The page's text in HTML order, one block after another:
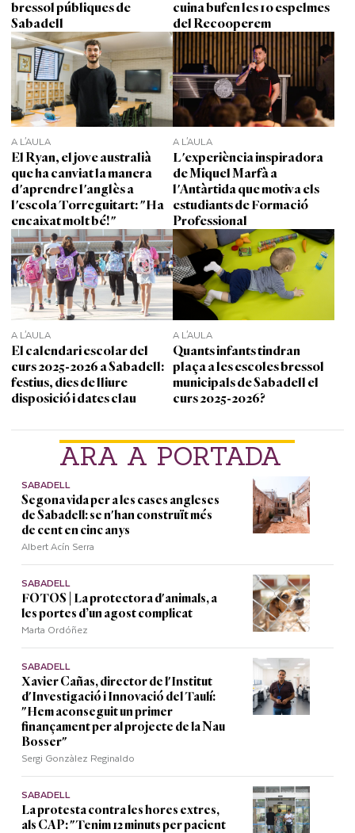
ARA A PORTADA
SABADELL
Segona vida per a les cases angleses
de Sabadell: se n'han construït més
de cent en cinc anys
Albert Acín Serra
SABADELL
FOTOS | La protectora d'animals, a
les portes d’un agost complicat
Marta Ordóñez
SABADELL
Xavier Cañas, director de l'Institut
d'Investigació i Innovació del Taulí:
"Hem aconseguit un primer
finançament per al projecte de la Nau
Bosser"
Sergi Gonzàlez Reginaldo
SABADELL
La protesta contra les hores extres,
als CAP: "Tenim 12 minuts per pacient
bressol públiques de
Sabadell
cuina bufen les 10 espelmes
del Recooperem
A L'AULA
El Ryan, el jove australià
que ha canviat la manera
d'aprendre l'anglès a
l'escola Torreguitart: "Ha
encaixat molt bé!"
A L'AULA
L'experiència inspiradora
de Miquel Marfà a
l'Antàrtida que motiva els
estudiants de Formació
Professional
A L'AULA
El calendari escolar del
curs 2025-2026 a Sabadell:
festius, dies de lliure
disposició i dates clau
A L'AULA
Quants infants tindran
plaça a les escoles bressol
municipals de Sabadell el
curs 2025-2026?